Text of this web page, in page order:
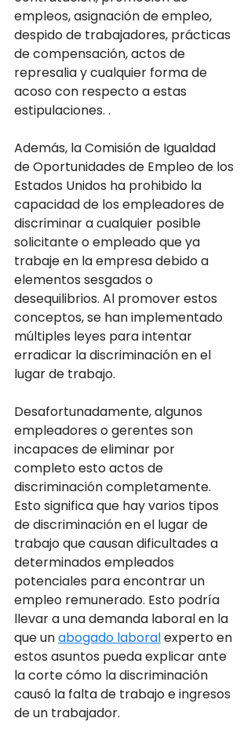
empleos, asignación de empleo,
despido de trabajadores, prácticas
de compensación, actos de
represalia y cualquier forma de
acoso con respecto a estas
estipulaciones. .
Además, la Comisión de Igualdad
de Oportunidades de Empleo de los
Estados Unidos ha prohibido la
capacidad de los empleadores de
discriminar a cualquier posible
solicitante o empleado que ya
trabaje en la empresa debido a
elementos sesgados o
desequilibrios. Al promover estos
conceptos, se han implementado
múltiples leyes para intentar
erradicar la discriminación en el
lugar de trabajo.
Desafortunadamente, algunos
empleadores o gerentes son
incapaces de eliminar por
completo esto actos de
discriminación completamente.
Esto significa que hay varios tipos
de discriminación en el lugar de
trabajo que causan dificultades a
determinados empleados
potenciales para encontrar un
empleo remunerado. Esto podría
llevar a una demanda laboral en la
que un abogado laboral experto en
estos asuntos pueda explicar ante
la corte cómo la discriminación
causó la falta de trabajo e ingresos
de un trabajador.